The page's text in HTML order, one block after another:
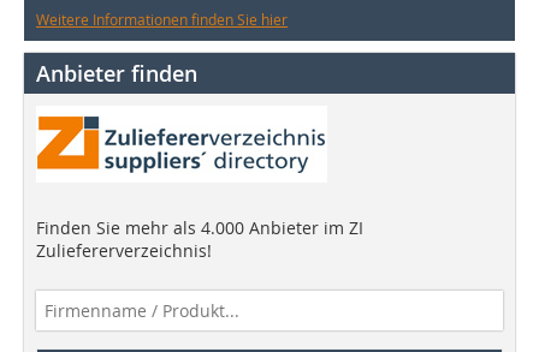
Weitere Informationen finden Sie hier
Anbieter finden
Finden Sie mehr als 4.000 Anbieter im ZI
Zuliefererverzeichnis!